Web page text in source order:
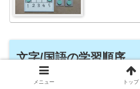
文字/国語の学習順序
メニュー トップ